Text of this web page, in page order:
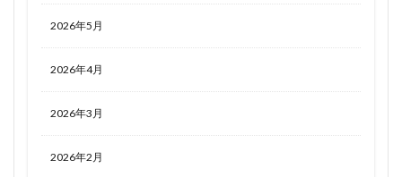
2026年5月
2026年4月
2026年3月
2026年2月